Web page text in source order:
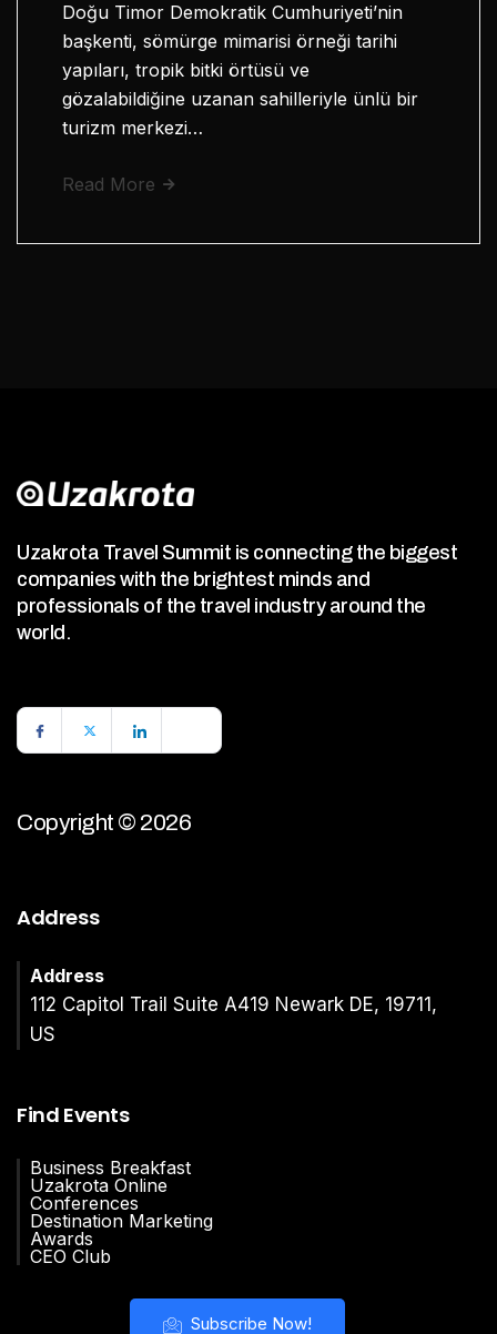
Doğu Timor Demokratik Cumhuriyeti’nin
başkenti, sömürge mimarisi örneği tarihi
yapıları, tropik bitki örtüsü ve
gözalabildiğine uzanan sahilleriyle ünlü bir
turizm merkezi…
Read More
Uzakrota Travel Summit is connecting the biggest
companies with the brightest minds and
professionals of the travel industry around the
world.
Copyright © 2026
Address
Address
112 Capitol Trail Suite A419 Newark DE, 19711,
US
Find Events
Business Breakfast
Uzakrota Online
Conferences
Destination Marketing
Awards
CEO Club
Subscribe Now!